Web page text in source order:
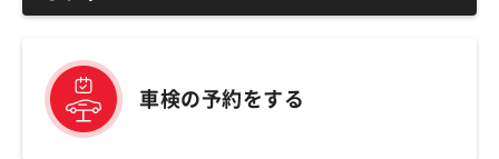
車検の予約をする